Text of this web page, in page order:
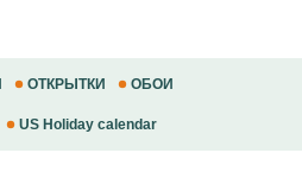
ОТКРЫТКИ ОБОИ
US Holiday calendar